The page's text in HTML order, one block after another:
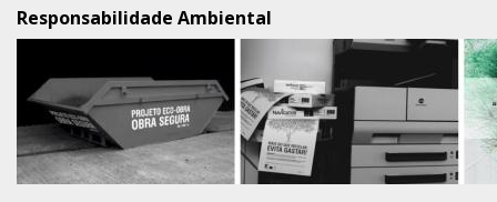
Responsabilidade Ambiental